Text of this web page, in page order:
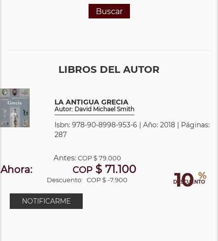
Buscar
LIBROS DEL AUTOR
LA ANTIGUA GRECIA
Autor: David Michael Smith
Isbn: 978-90-8998-953-6 | Año: 2018 | Páginas:
287
10 %
DESCUENTO
Antes: COP$ 79.000
Ahora: COP$ 71.100
Descuento: COP $ -7.900
NOTIFICARME